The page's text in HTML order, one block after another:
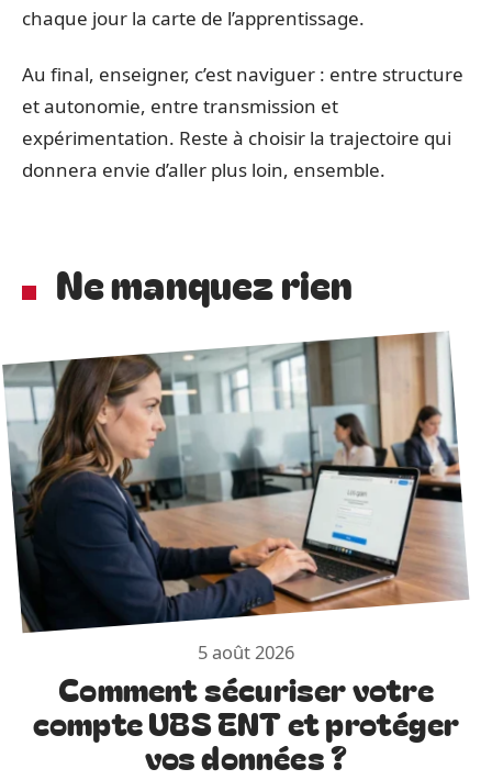
chaque jour la carte de l’apprentissage.
Au final, enseigner, c’est naviguer : entre structure
et autonomie, entre transmission et
expérimentation. Reste à choisir la trajectoire qui
donnera envie d’aller plus loin, ensemble.
Ne manquez rien
5 août 2026
Comment sécuriser votre
compte UBS ENT et protéger
vos données ?